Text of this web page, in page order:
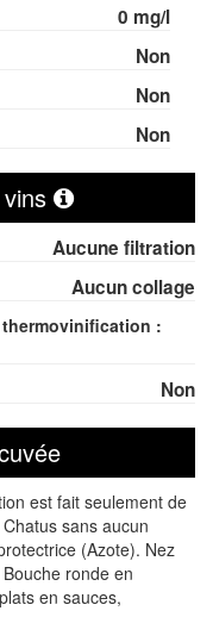
0 mg/l
Non
Non
Non
Aucune filtration
Aucun collage
:
Non
est fait seulement de
sans aucun
(Azote). Nez
ronde en
en sauces,